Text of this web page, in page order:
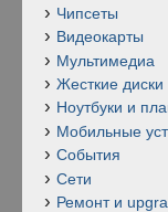
Чипсеты
Видеокарты
Мультимедиа
Жесткие диски
Ноутбуки и
Мобильные
События
Сети
Ремонт и